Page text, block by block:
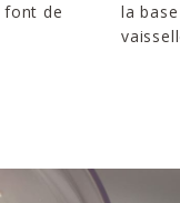
font de
la